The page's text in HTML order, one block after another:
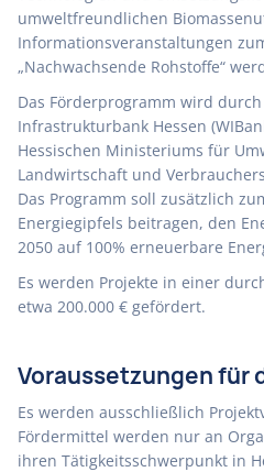
umweltfreundlichen
Informationsveranstaltungen
„Nachwachsende Rohstoffe“
Das Förderprogramm wird
Infrastrukturbank Hessen
Hessischen Ministeriums für
Landwirtschaft und
Das Programm soll zusätzlich
Energiegipfels beitragen, den
2050 auf 100% erneuerbare
Es werden Projekte in einer
etwa 200.000 € gefördert.
Voraussetzungen für
Es werden ausschließlich
Fördermittel werden nur an
ihren Tätigkeitsschwerpunkt in